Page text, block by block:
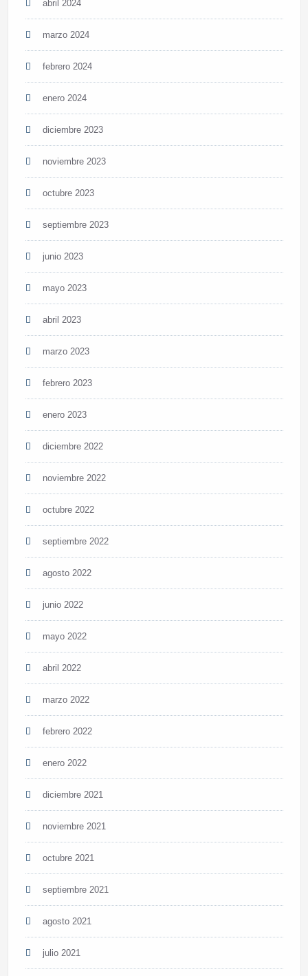
abril 2024
marzo 2024
febrero 2024
enero 2024
diciembre 2023
noviembre 2023
octubre 2023
septiembre 2023
junio 2023
mayo 2023
abril 2023
marzo 2023
febrero 2023
enero 2023
diciembre 2022
noviembre 2022
octubre 2022
septiembre 2022
agosto 2022
junio 2022
mayo 2022
abril 2022
marzo 2022
febrero 2022
enero 2022
diciembre 2021
noviembre 2021
octubre 2021
septiembre 2021
agosto 2021
julio 2021